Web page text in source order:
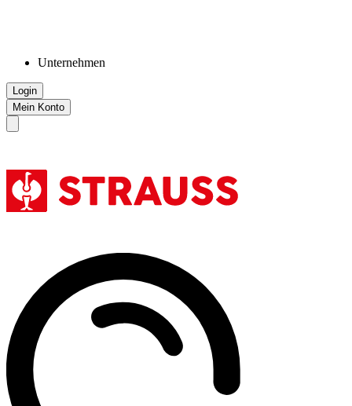
Unternehmen
Login
Mein Konto